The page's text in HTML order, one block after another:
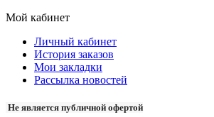
Мой кабинет
Личный кабинет
История заказов
Мои закладки
Рассылка новостей
Не является публичной офертой